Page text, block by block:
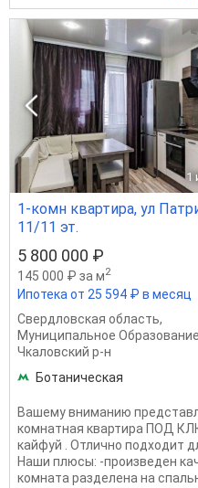
1
1-комн квартира, ул
11/11 эт.
5 800 000 ₽
145 000 ₽ за м2
Ипотека от 25 594 ₽ в месяц
Свердловская область,
Муниципальное
Чкаловский р-н
Ботаническая
Вашему вниманию
комнатная квартира ПОД
кайфуй . Отлично подходит
Наши плюсы: -произведен
комната разделена на